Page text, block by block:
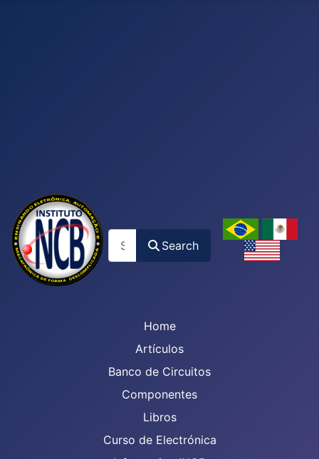
Search
Home
Artículos
Banco de Circuitos
Componentes
Libros
Curso de Electrónica